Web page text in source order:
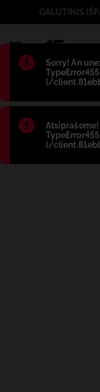
Błąd:
Sorry! An
(/
Błąd:
(/
GALUTINIS